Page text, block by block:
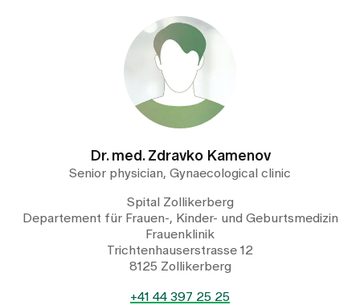
Dr. med. Zdravko Kamenov
Senior physician, Gynaecological clinic
Spital Zollikerberg
Departement für Frauen-, Kinder- und Geburtsmedizin
Frauenklinik
Trichtenhauserstrasse 12
8125 Zollikerberg
+41 44 397 25 25